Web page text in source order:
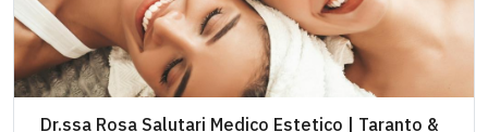
Dr.ssa Rosa Salutari Medico Estetico | Taranto &